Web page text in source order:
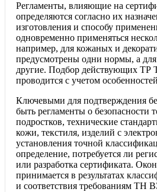
Регламенты, влияющие на
определяются согласно их
изготовления и способу
одновременно применяться
например, для кожаных и
предусмотрены одни нормы, а
другие. Подбор действующих
проводится с учетом
Ключевыми для подтверждения
быть регламенты о безопасности
подростков, технические
кожи, текстиля, изделий с
установления точной
определение, потребуется ли
или разработка сертификата.
принимается в результатах
и соответствия требованиям ТН